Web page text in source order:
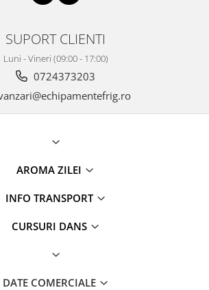
SUPORT CLIENTI
Luni - Vineri (09:00 - 17:00)
0724373203
AROMA ZILEI
INFO TRANSPORT
CURSURI DANS
DATE COMERCIALE